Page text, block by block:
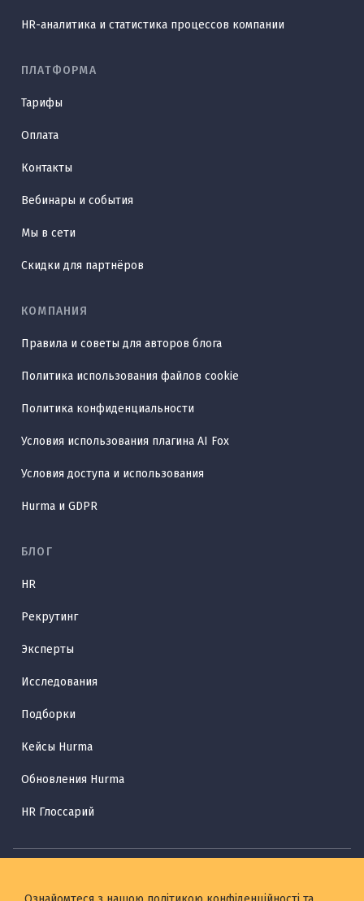
HR-аналитика и статистика процессов компании
ПЛАТФОРМА
Тарифы
Оплата
Контакты
Вебинары и события
Мы в сети
Скидки для партнёров
КОМПАНИЯ
Правила и советы для авторов блога
Политика использования файлов cookie
Политика конфиденциальности
Условия использования плагина AI Fox
Условия доступа и использования
Hurma и GDPR
БЛОГ
HR
Рекрутинг
Эксперты
Исследования
Подборки
Кейсы Hurma
Обновления Hurma
HR Глоссарий